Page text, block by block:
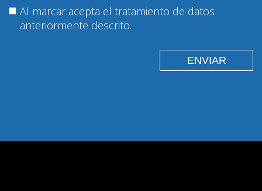
Al marcar acepta el tratamiento de datos
anteriormente descrito.